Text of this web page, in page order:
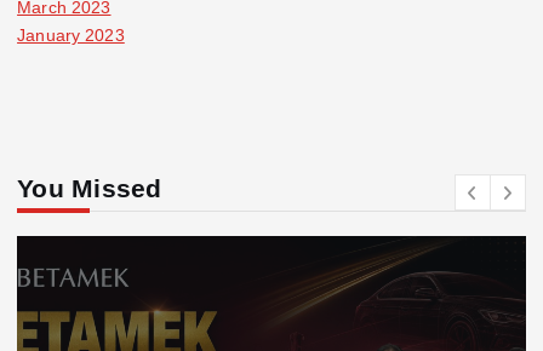
March 2023
January 2023
You Missed